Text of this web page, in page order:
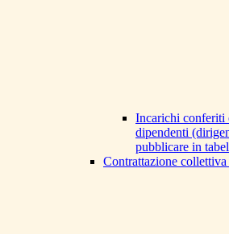
Incarichi conferiti
dipendenti
pubblicare in
Contrattazione collettiva